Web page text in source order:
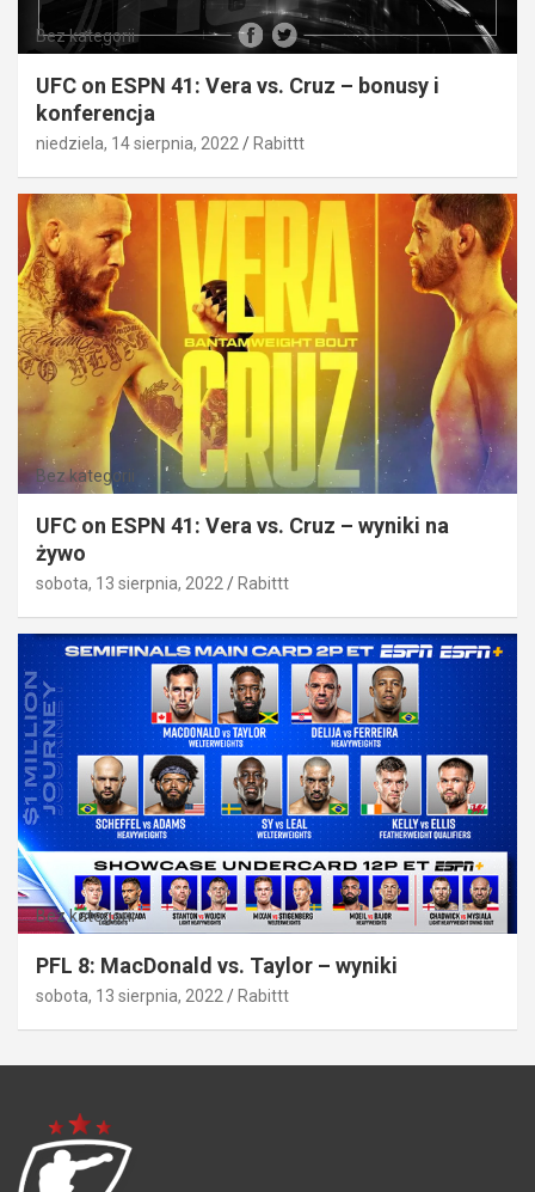
Bez kategorii
UFC on ESPN 41: Vera vs. Cruz – bonusy i
konferencja
niedziela, 14 sierpnia, 2022 Rabittt
Bez kategorii
UFC on ESPN 41: Vera vs. Cruz – wyniki na
żywo
sobota, 13 sierpnia, 2022 Rabittt
Bez kategorii
PFL 8: MacDonald vs. Taylor – wyniki
sobota, 13 sierpnia, 2022 Rabittt